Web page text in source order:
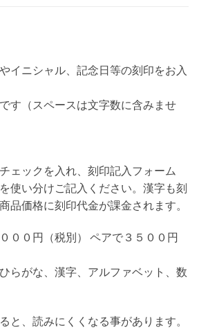
イニシャル、記念日等の刻印をお入
す（スペースは文字数に含みませ
ェックを入れ、刻印記入フォーム
使い分けご記入ください。漢字も刻
品価格に刻印代金が課金されます。
０円（税別） ペアで３５００円
らがな、漢字、アルファベット、数
と、読みにくくなる事があります。